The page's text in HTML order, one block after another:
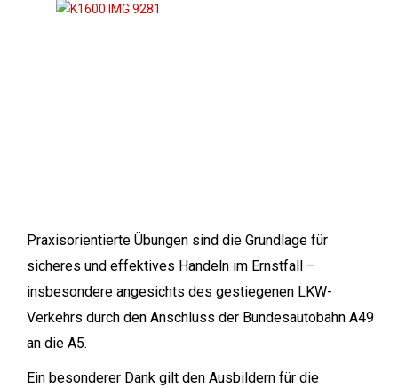
Praxisorientierte Übungen sind die Grundlage für
sicheres und effektives Handeln im Ernstfall –
insbesondere angesichts des gestiegenen LKW-
Verkehrs durch den Anschluss der Bundesautobahn A49
an die A5.
Ein besonderer Dank gilt den Ausbildern für die